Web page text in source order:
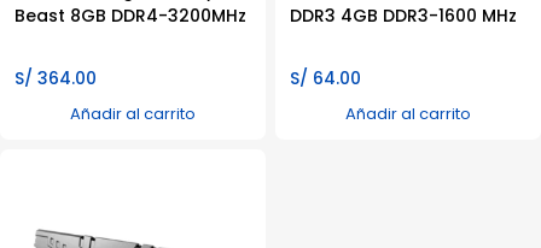
Beast 8GB DDR4-3200MHz
S/ 364.00
Añadir al carrito
DDR3 4GB DDR3-1600 MHz
S/ 64.00
Añadir al carrito